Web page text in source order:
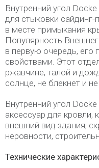
Внутренний угол
для стыковки сайдинг-
в месте примыкания
Популярность
в первую очередь, его
свойствами. Этот
ржавчине, талой и
солнце, не блекнет и
Внутренний угол
аксессуар для кровли,
внешний вид здания,
неровности,
Технические